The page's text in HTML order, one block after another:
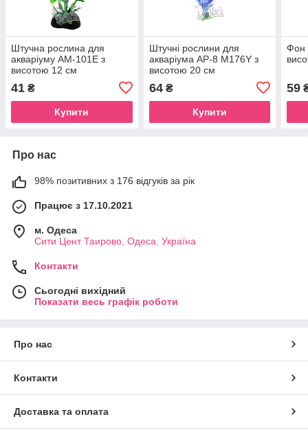
Штучна рослина для
акваріуму AM-101E з
висотою 12 см
41 ₴
Купити
Штучні рослини для
акваріума AP-8 M176Y з
висотою 20 см
64₴
Купити
Фон
59
Про нас
98% позитивних з 176 відгуків за рік
Працює з 17.10.2021
м. Одеса
Сити Цент Таирово, Одеса, Україна
Контакти
Сьогодні вихідний
Показати весь графік роботи
Про нас
Контакти
Доставка та оплата